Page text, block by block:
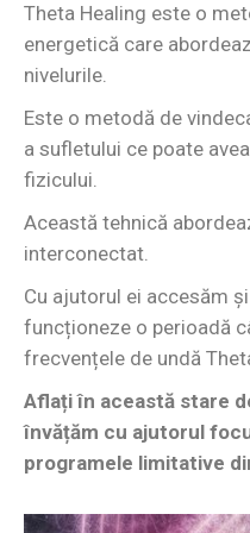
Theta Healing este o
energetică care
nivelurile.
Este o metodă de
a sufletului ce poate
fizicului.
Această tehnică
interconectat.
Cu ajutorul ei accesăm
funcționeze o perioadă
frecvențele de undă
Aflați în această stare
învățăm cu ajutorul
programele limitative